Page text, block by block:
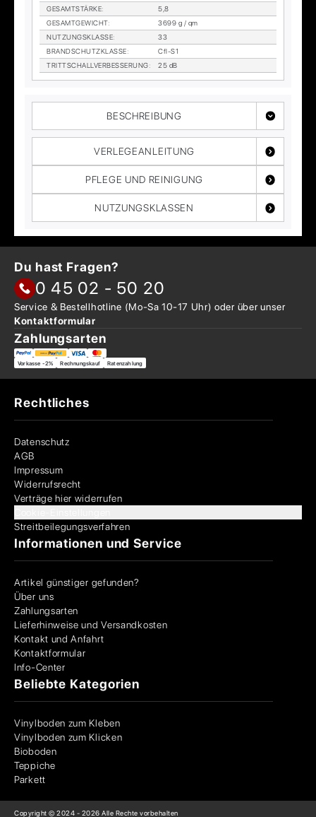
GE­SAMT­STÄR­KE:
5,8
GE­SAMT­GE­WICHT:
3699 g / qm
NUT­ZUNGS­KLAS­SE:
33
BRAND­SCHUTZ­KLAS­SE:
Cfl-S1
TRITT­SCHALL­VER­BES­SE­RUNG: 25 dB
BESCHREIBUNG
VERLEGEANLEITUNG
PFLEGE UND REINIGUNG
NUTZUNGSKLASSEN
Du hast Fragen?
0 45 02 - 50 20
Service & Bestellhotline (Mo-Sa 10-17 Uhr) oder überunser
Kontaktformular
Zahlungsarten
Vorkasse -2% Rechnungskauf Ratenzahlung
Rechtliches
Datenschutz
AGB
Impressum
Widerrufsrecht
Verträge hier widerrufen
Streitbeilegungsverfahren
Informationen und Service
Artikel günstiger gefunden?
Über uns
Zahlungsarten
Lieferhinweise und Versandkosten
Kontakt und Anfahrt
Kontaktformular
Info-Center
Beliebte Kategorien
Vinylboden zum Kleben
Vinylboden zum Klicken
Bioboden
Teppiche
Parkett
Copyright © 2024 - 2026 Alle Rechte vorbehalten